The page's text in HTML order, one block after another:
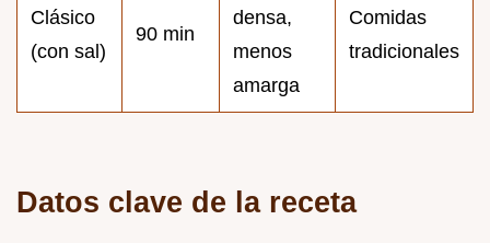
Clásico
(con sal)
90 min
densa,
menos
amarga
Comidas
tradicionales
Datos clave de la receta